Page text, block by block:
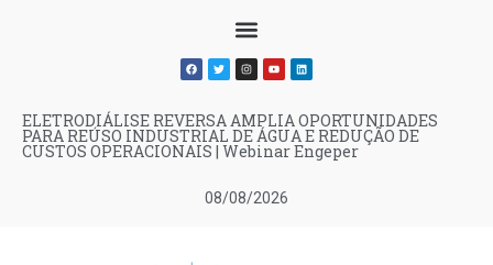
08/08/2026
ELETRODIÁLISE REVERSA AMPLIA OPORTUNIDADES
PARA REÚSO INDUSTRIAL DE ÁGUA E REDUÇÃO DE
CUSTOS OPERACIONAIS | Webinar Engeper